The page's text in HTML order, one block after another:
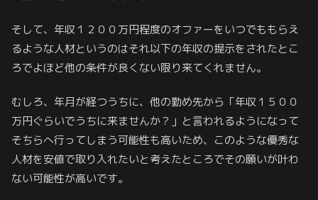
そして、年収１２００万円程度のオファーをいつでももらえ
るような人材というのはそれ以下の年収の提示をされたとこ
ろでよほど他の条件が良くない限り来てくれません。
むしろ、年月が経つうちに、他の勤め先から「年収１５００
万円ぐらいでうちに来ませんか？」と言われるようになって
そちらへ行ってしまう可能性も高いため、このような優秀な
人材を安値で取り入れたいと考えたところでその願いが叶わ
ない可能性が高いです。